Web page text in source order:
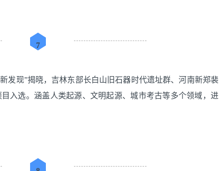
7
发现”揭晓，吉林东部长白山旧石器时代遗址群、河南新郑裴
入选。涵盖人类起源、文明起源、城市考古等多个领域，进